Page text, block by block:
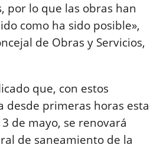
por lo que las obras han
como ha sido posible»,
de Obras y Servicios,
que, con estos
desde primeras horas esta
de mayo, se renovará
de saneamiento de la